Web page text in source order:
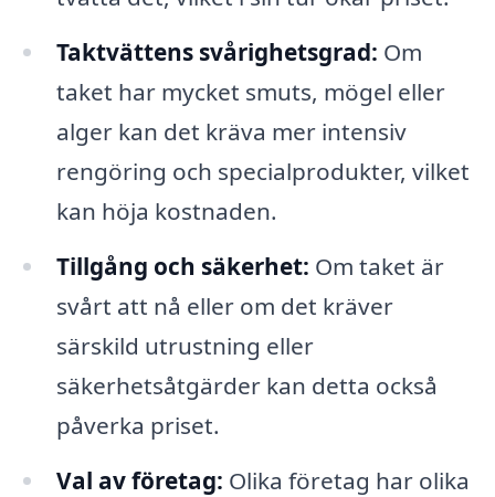
Taktvättens svårighetsgrad: Om
taket har mycket smuts, mögel eller
alger kan det kräva mer intensiv
rengöring och specialprodukter, vilket
kan höja kostnaden.
Tillgång och säkerhet: Om taket är
svårt att nå eller om det kräver
särskild utrustning eller
säkerhetsåtgärder kan detta också
påverka priset.
Val av företag: Olika företag har olika